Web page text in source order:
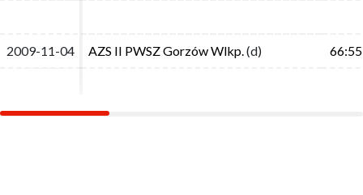
2009-11-04 AZS II PWSZ Gorzów Wlkp.(d) 66:55
2009-11-04 AZS II PWSZ Gorzów Wlkp.(d) 66:55